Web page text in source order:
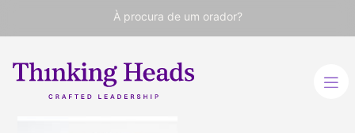
À procura de um orador?